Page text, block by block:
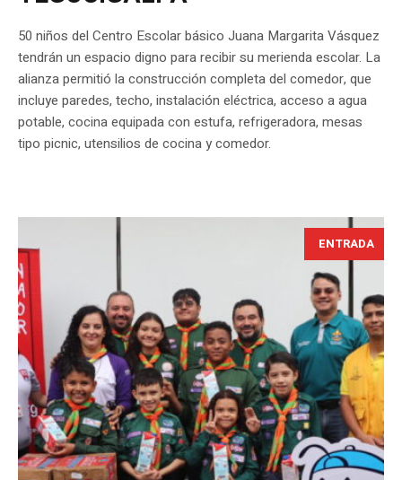
50 niños del Centro Escolar básico Juana Margarita Vásquez
tendrán un espacio digno para recibir su merienda escolar. La
alianza permitió la construcción completa del comedor, que
incluye paredes, techo, instalación eléctrica, acceso a agua
potable, cocina equipada con estufa, refrigeradora, mesas
tipo picnic, utensilios de cocina y comedor.
ENTRADA